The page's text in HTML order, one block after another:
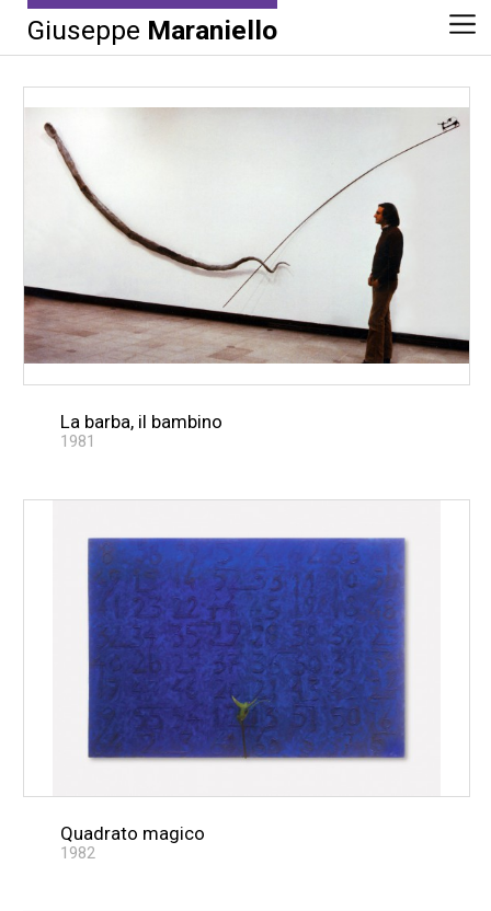
Giuseppe Maraniello
La barba, il bambino
1981
Quadrato magico
1982